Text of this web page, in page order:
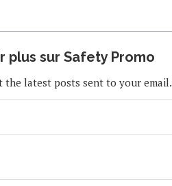
bêta de l’app.…
plus sur Safety Promo
the latest posts sent to your email.